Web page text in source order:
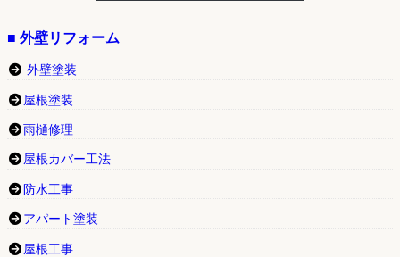
■ 外壁リフォーム
外壁塗装
屋根塗装
雨樋修理
屋根カバー工法
防水工事
アパート塗装
屋根工事